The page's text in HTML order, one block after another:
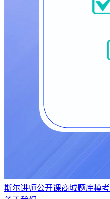
斯尔讲师公开课商城题库模考